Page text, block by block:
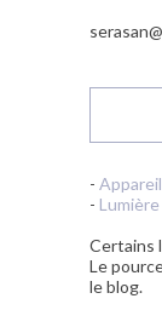
-
-
Certains
Le
le blog.